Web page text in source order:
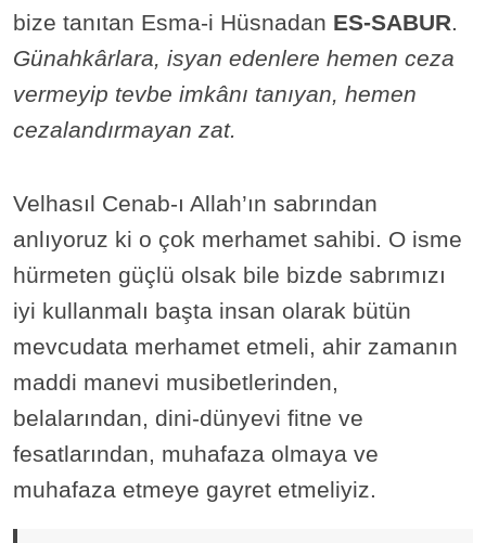
bize tanıtan Esma-i Hüsnadan ES-SABUR.
Günahkârlara, isyan edenlere hemen ceza
vermeyip tevbe imkânı tanıyan, hemen
cezalandırmayan zat.
Velhasıl Cenab-ı Allah’ın sabrından
anlıyoruz ki o çok merhamet sahibi. O isme
hürmeten güçlü olsak bile bizde sabrımızı
iyi kullanmalı başta insan olarak bütün
mevcudata merhamet etmeli, ahir zamanın
maddi manevi musibetlerinden,
belalarından, dini-dünyevi fitne ve
fesatlarından, muhafaza olmaya ve
muhafaza etmeye gayret etmeliyiz.